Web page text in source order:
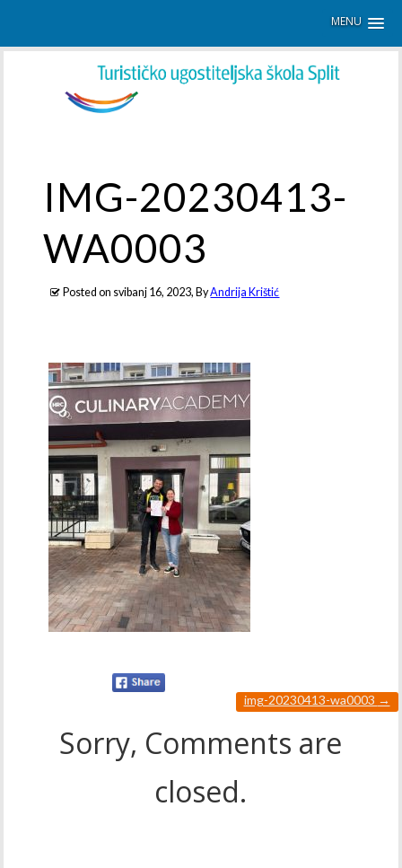
MENU
IMG-20230413-
WA0003
Posted on svibanj 16, 2023, ByAndrija Krištić
img-20230413-wa0003 →
Sorry, Comments are
closed.